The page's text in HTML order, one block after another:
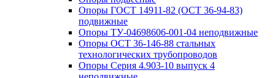
Опоры ГОСТ 14911-82 (ОСТ 36-94-83)
подвижные
Опоры ТУ-04698606-001-04 неподвижные
Опоры ОСТ 36-146-88 стальных
технологических трубопроводов
Опоры Серия 4.903-10 выпуск 4